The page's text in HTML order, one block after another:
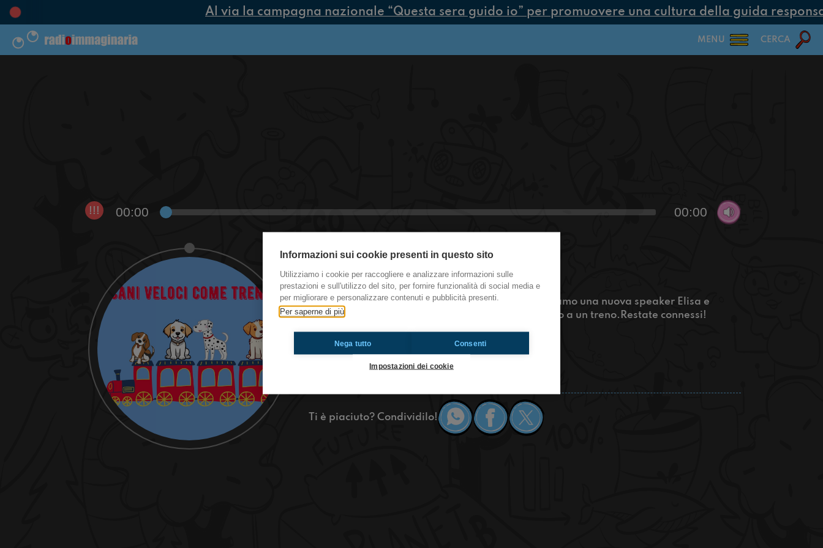
Al via la campagna nazionale “Questa sera guido io” per promuovere una cultura della guida
MENU CERCA
!!! 00:00 00:00
#Milano Cani veloci come treni
Ciao a tutti milanesi e giargiana! Oggi vi presentiamo una nuova speaker Elisa e
parleremo di un ragazzo che fa 100km aggrappato a un treno.Restate connessi!
https://www.radioimmaginaria.it
Ti è piaciuto? Condividilo!
Informazioni sui cookie presenti in questo sito
Utilizziamo i cookie per raccogliere e analizzare informazioni sulle
prestazioni e sull'utilizzo del sito, per fornire funzionalità di social media e
per migliorare e personalizzare contenuti e pubblicità presenti.
Per saperne di più
Nega tutto Consenti
Impostazioni dei cookie